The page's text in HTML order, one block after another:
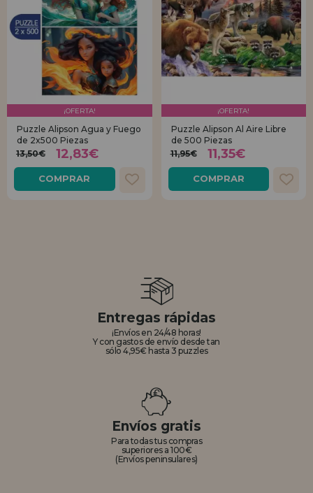
¡OFERTA!
Puzzle Alipson Agua y Fuego
de 2x500 Piezas
13,50€
12,83€
COMPRAR
¡OFERTA!
Puzzle Alipson Al Aire Libre
de 500 Piezas
11,95€
11,35€
COMPRAR
Entregas rápidas
¡Envíos en 24/48 horas!
Y con gastos de envío desde tan
sólo 4,95€ hasta 3 puzzles
Envíos gratis
Para todas tus compras
superiores a 100€
(Envíos peninsulares)